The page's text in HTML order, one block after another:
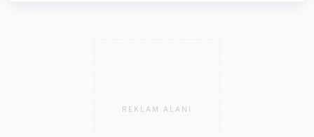
REKLAM ALANI